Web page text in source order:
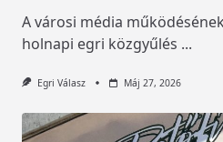
A városi média
holnapi egri közgyűlés ...
Egri Válasz Máj 27, 2026